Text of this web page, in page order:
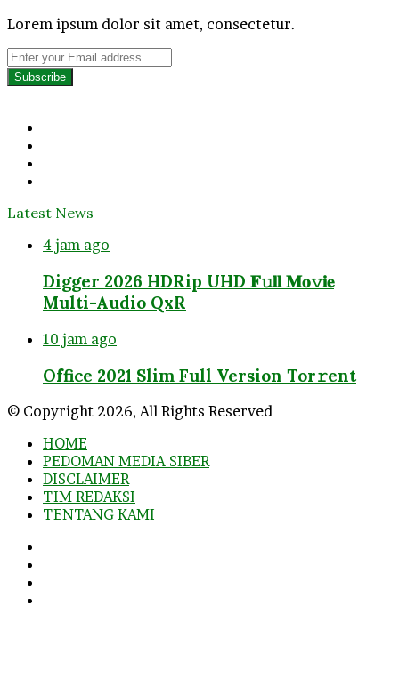
Lorem ipsum dolor sit amet, consectetur.
Enter
your
Email
Latest News
4 jam ago
Digger 2026 HDRip UHD 𝐅𝚞𝐥𝐥 𝐌𝐨𝚟𝐢𝐞
Multi-Audio QxR
10 jam ago
Office 2021 Slim Full Version Tor𝚛ent
© Copyright 2026, All Rights Reserved
HOME
PEDOMAN MEDIA SIBER
DISCLAIMER
TIM REDAKSI
TENTANG KAMI